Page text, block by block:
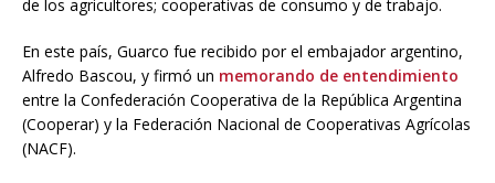
de los agricultores; cooperativas de consumo y de trabajo.
En este país, Guarco fue recibido por el embajador argentino,
Alfredo Bascou, y firmó un memorando de entendimiento
entre la Confederación Cooperativa de la República Argentina
(Cooperar) y la Federación Nacional de Cooperativas Agrícolas
(NACF).